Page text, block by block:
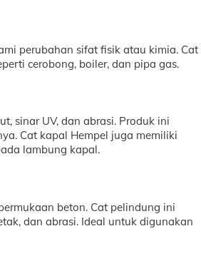
perubahan sifat fisik atau kimia. Cat
cerobong, boiler, dan pipa gas.
sinar UV, dan abrasi. Produk ini
Cat kapal Hempel juga memiliki
lambung kapal.
beton. Cat pelindung ini
dan abrasi. Ideal untuk digunakan